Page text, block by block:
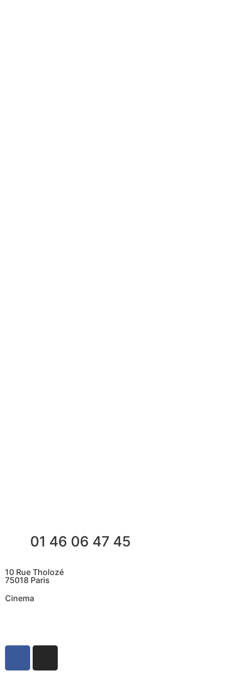
01 46 06 47 45
10 Rue Tholozé
75018 Paris
Cinema